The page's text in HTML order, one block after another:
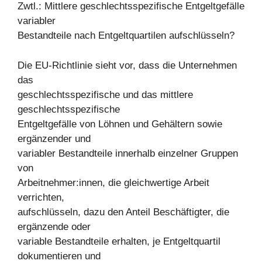
Zwtl.: Mittlere geschlechtsspezifische Entgeltgefälle
variabler
Bestandteile nach Entgeltquartilen aufschlüsseln?
Die EU-Richtlinie sieht vor, dass die Unternehmen
das
geschlechtsspezifische und das mittlere
geschlechtsspezifische
Entgeltgefälle von Löhnen und Gehältern sowie
ergänzender und
variabler Bestandteile innerhalb einzelner Gruppen
von
Arbeitnehmer:innen, die gleichwertige Arbeit
verrichten,
aufschlüsseln, dazu den Anteil Beschäftigter, die
ergänzende oder
variable Bestandteile erhalten, je Entgeltquartil
dokumentieren und